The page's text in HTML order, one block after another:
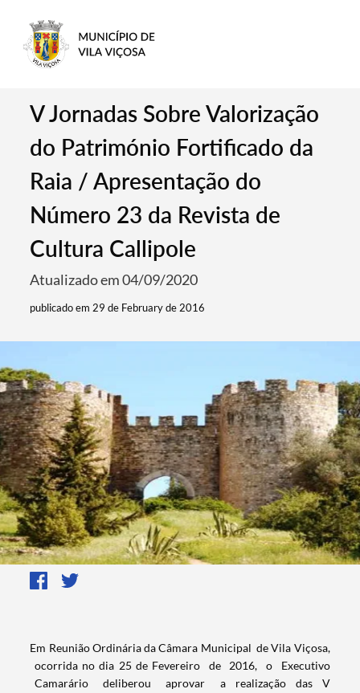
V Jornadas Sobre Valorização
do Património Fortificado da
Raia / Apresentação do
Número 23 da Revista de
Cultura Callipole
Atualizado em 04/09/2020
publicado em 29 de February de 2016
Em Reunião Ordinária da Câmara Municipal de Vila Viçosa,
ocorrida no dia 25 de Fevereiro de 2016, o Executivo
Camarário deliberou aprovar a realização das V